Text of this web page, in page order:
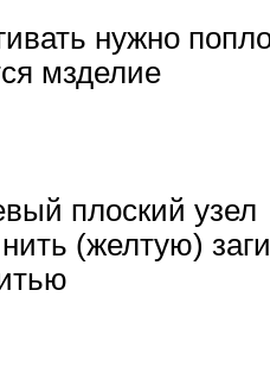
нужно
мзделие
плоский узел
(желтую)